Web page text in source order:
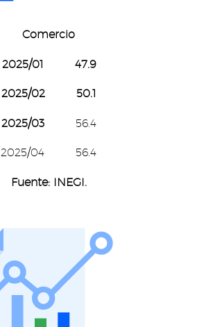
Comercio
2025/01 47.9
2025/02 50.1
2025/03 56.4
2025/04 56.4
Fuente: INEGI.